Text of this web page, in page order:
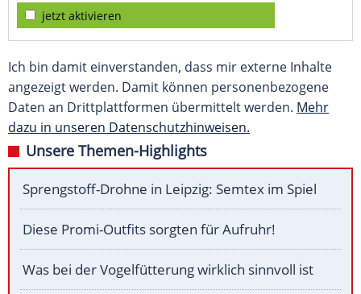
jetzt aktivieren
Ich bin damit einverstanden, dass mir externe Inhalte
angezeigt werden. Damit können personenbezogene
Daten an Drittplattformen übermittelt werden. Mehr
dazu in unseren Datenschutzhinweisen.
Unsere Themen-Highlights
Sprengstoff-Drohne in Leipzig: Semtex im Spiel
Diese Promi-Outfits sorgten für Aufruhr!
Was bei der Vogelfütterung wirklich sinnvoll ist